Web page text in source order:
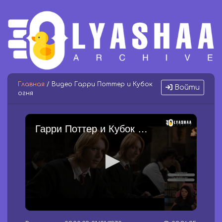
Войти
Главная / Видео Гарри Поттер и Кубок
огня
Гарри Поттер и Кубок огня